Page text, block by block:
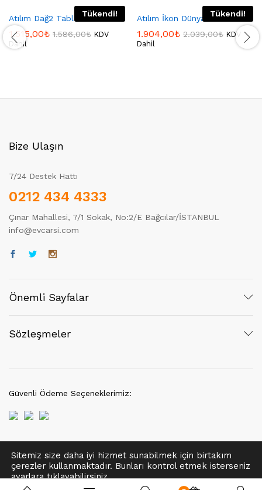
Tek Tıkla Ödeme Kolaylığı
Tükendi!
Atılım Dağ2 Tablo Set
1.515,00₺ 1.586,00₺ KDV
Dahil
Tükendi!
Atılım İkon Dünya Saati Set
1.904,00₺ 2.039,00₺ KDV
Dahil
Bize Ulaşın
7/24 Destek Hattı
0212 434 4333
Çınar Mahallesi, 7/1 Sokak, No:2/E Bağcılar/İSTANBUL
info@evcarsi.com
Önemli Sayfalar
Sözleşmeler
© 2021 EvÇarşı | Her hakkı saklıdır.
Güvenli Ödeme Seçeneklerimiz:
Sitemiz size daha iyi hizmet sunabilmek için birtakım
çerezler kullanmaktadır. Bunları kontrol etmek isterseniz
ayarlara tıklayabilirsiniz.